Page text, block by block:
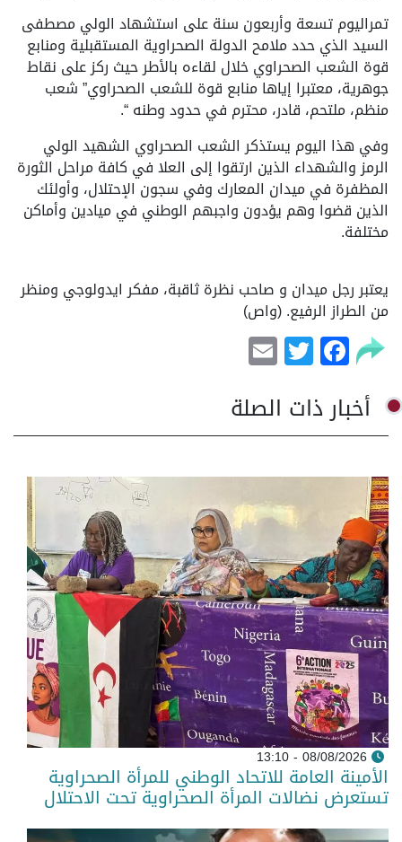
تمراليوم تسعة وأربعون سنة على استشهاد الولي مصطفى
السيد الذي حدد ملامح الدولة الصحراوية المستقبلية ومنابع
قوة الشعب الصحراوي خلال لقاءه بالأطر حيث ركز على نقاط
جوهرية، معتبرا إياها منابع قوة للشعب الصحراوي” شعب
منظم، ملتحم، قادر، محترم في حدود وطنه “.
وفي هذا اليوم يستذكر الشعب الصحراوي الشهيد الولي
الرمز والشهداء الذين ارتقوا إلى العلا في كافة مراحل الثورة
المظفرة في ميدان المعارك وفي سجون الإحتلال، وأولئك
الذين قضوا وهم يؤدون واجبهم الوطني في ميادين وأماكن
مختلفة.
يعتبر رجل ميدان و صاحب نظرة ثاقبة، مفكر ايدولوجي ومنظر
من الطراز الرفيع. (واص)
Facebook
Twitter
أخبار ذات الصلة
08/08/2026 - 13:10
الأمينة العامة للاتحاد الوطني للمرأة الصحراوية
تستعرض نضالات المرأة الصحراوية تحت الاحتلال